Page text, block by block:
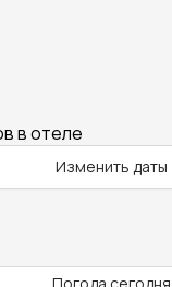
в отеле
Изменить даты